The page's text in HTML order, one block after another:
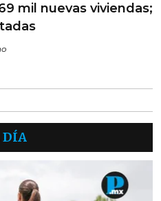
mil nuevas viviendas;
DÍA